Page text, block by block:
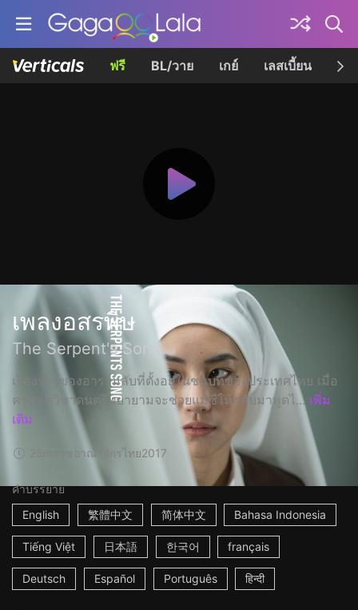
ฟรี BL/วาย เกย์ เลสเบี้ยน เค
เพลงอสรพิษ
The Serpent's Song
เรื่องราวของอารามลับที่ตั้งอยู่ในชนบทของประเทศไทย เมื่อ
ครูสอนวิชาดนตรีพยายามจะช่วยแม่ชีให้กลับมาพูดไ... เพิ่ม
เติม
ราชอาณาจักรไทย2017
คำบรรยาย
English
繁體中文 简体中文 Bahasa Indonesia
Tiếng Việt 日本語 한국어 français
Deutsch Español Português हिन्दी